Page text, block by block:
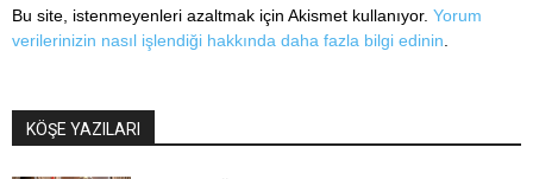
Bu site, istenmeyenleri azaltmak için Akismet kullanıyor. Yorum
verilerinizin nasıl işlendiği hakkında daha fazla bilgi edinin
KÖŞE YAZILARI